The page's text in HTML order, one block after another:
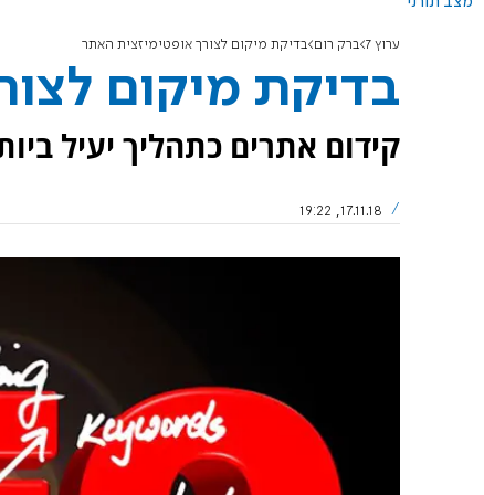
ערוץ 7 ברק רום בדיקת מיקום לצורך אופטימיזצית האתר
בדיקת מיקום
קידום אתרים כתהליך יעיל
17.11.18, 19:22